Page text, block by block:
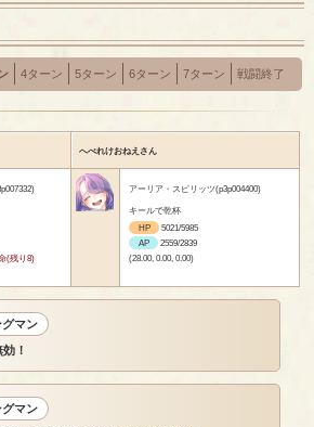
4ターン 5ターン 6ターン 7ターン 戦闘終了
へべれけおねえさん
(残り8)
アーリア・スピリッツ(p3p004400)
キールで乾杯
HP
5021/5985
AP
2559/2839
(28.00, 0.00, 0.00)
マン
！
マン